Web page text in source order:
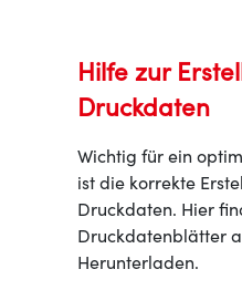
Hilfe zur
Druckdaten
Wichtig für ein
ist die korrekte
Druckdaten. Hier
Druckdatenblätter
Herunterladen.